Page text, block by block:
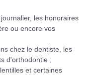
les honoraires
ou encore vos
chez le dentiste, les
d'orthodontie ;
et certaines